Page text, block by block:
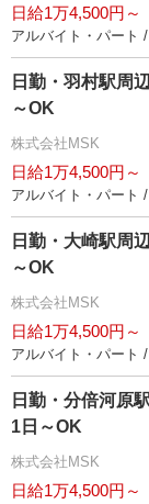
日給1万4,500円～
アルバイト・パート
日勤・羽村駅周
～OK
株式会社MSK
日給1万4,500円～
アルバイト・パート
日勤・大崎駅周
～OK
株式会社MSK
日給1万4,500円～
アルバイト・パート
日勤・分倍河原
1日～OK
株式会社MSK
日給1万4,500円～